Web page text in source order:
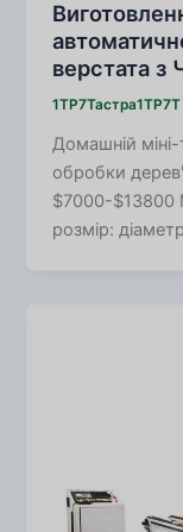
верстата
1TP7Тастра1TP7Т
Домашній
обробки
$7000-$13800
розмір: